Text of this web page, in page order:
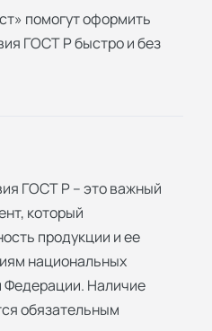
помогут оформить
ГОСТ Р быстро и без
ГОСТ Р – это важный
который
продукции и ее
национальных
Федерации. Наличие
обязательным